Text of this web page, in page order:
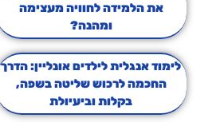
את הלמידה לחוויה מעצימה
ומהנה?
לימוד אנגלית לילדים אונליין: הדרך
החכמה לרכוש שליטה בשפה,
בקלות וביעיולת